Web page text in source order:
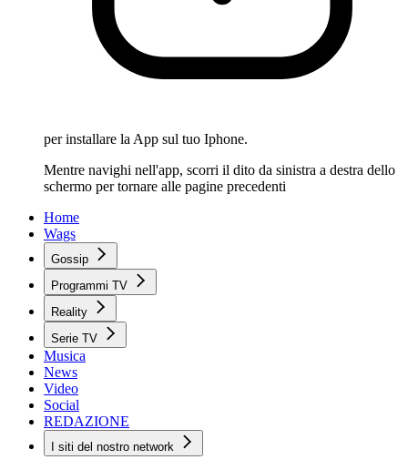
per installare la App sul tuo Iphone.
Mentre navighi nell'app, scorri il dito da sinistra a destra dello
schermo per tornare alle pagine precedenti
Home
Wags
Gossip
Programmi TV
Reality
Serie TV
Musica
News
Video
Social
REDAZIONE
I siti del nostro network